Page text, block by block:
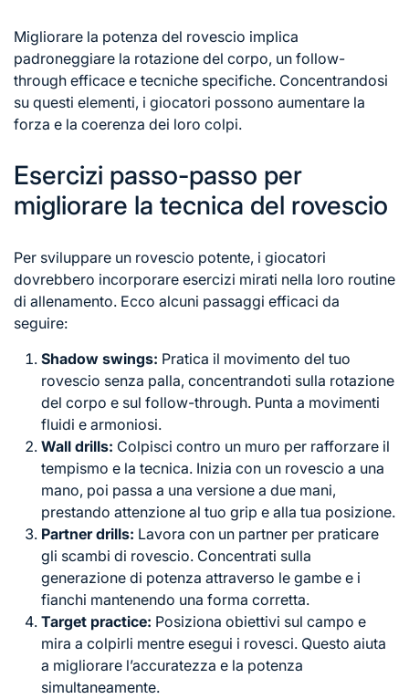
Migliorare la potenza del rovescio implica
padroneggiare la rotazione del corpo, un follow-
through efficace e tecniche specifiche. Concentrandosi
su questi elementi, i giocatori possono aumentare la
forza e la coerenza dei loro colpi.
Esercizi passo-passo per
migliorare la tecnica del rovescio
Per sviluppare un rovescio potente, i giocatori
dovrebbero incorporare esercizi mirati nella loro routine
di allenamento. Ecco alcuni passaggi efficaci da
seguire:
Shadow swings: Pratica il movimento del tuo
rovescio senza palla, concentrandoti sulla rotazione
del corpo e sul follow-through. Punta a movimenti
fluidi e armoniosi.
Wall drills: Colpisci contro un muro per rafforzare il
tempismo e la tecnica. Inizia con un rovescio a una
mano, poi passa a una versione a due mani,
prestando attenzione al tuo grip e alla tua posizione.
Partner drills: Lavora con un partner per praticare
gli scambi di rovescio. Concentrati sulla
generazione di potenza attraverso le gambe e i
fianchi mantenendo una forma corretta.
Target practice: Posiziona obiettivi sul campo e
mira a colpirli mentre esegui i rovesci. Questo aiuta
a migliorare l’accuratezza e la potenza
simultaneamente.